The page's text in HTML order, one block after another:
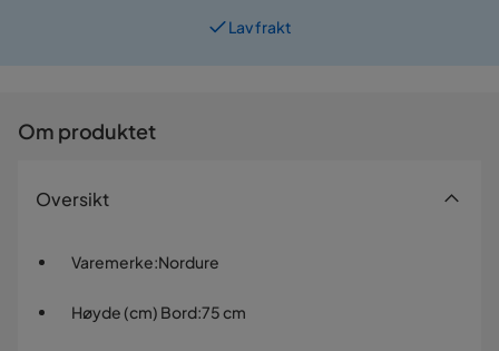
Lav frakt
Om produktet
Oversikt
Varemerke:Nordure
Høyde (cm) Bord:75 cm